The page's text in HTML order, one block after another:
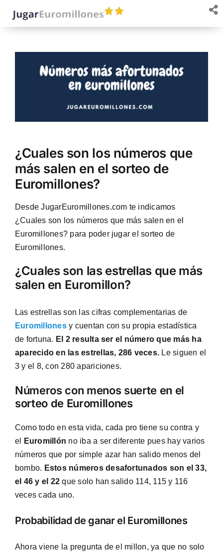
¿Cuales son los números que
más salen en el sorteo de
Euromillones?
Desde JugarEuromillones.com te indicamos
¿Cuales son los números que más salen en el
Euromillones? para poder jugar el sorteo de
Euromillones.
¿Cuales son las estrellas que más
salen en Euromillon?
Las estrellas son las cifras complementarias de
Euromillones y cuentan con su propia estadística
de fortuna. El 2 resulta ser el número que más ha
aparecido en las estrellas, 286 veces. Le siguen el
3 y el 8, con 280 apariciones.
Números con menos suerte en el
sorteo de Euromillones
Como todo en esta vida, cada pro tiene su contra y
el
Euromillón no iba a ser diferente pues hay varios
números que por simple azar han salido menos del
bombo. Estos números desafortunados son el 33,
el 46 y el 22que solo han salido 114, 115 y 116
veces cada uno.
Probabilidad de ganar el Euromillones
Ahora viene la pregunta de el millon, ya que no solo